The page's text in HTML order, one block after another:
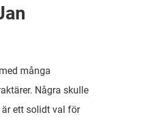
många
Några skulle
ett solidt val för